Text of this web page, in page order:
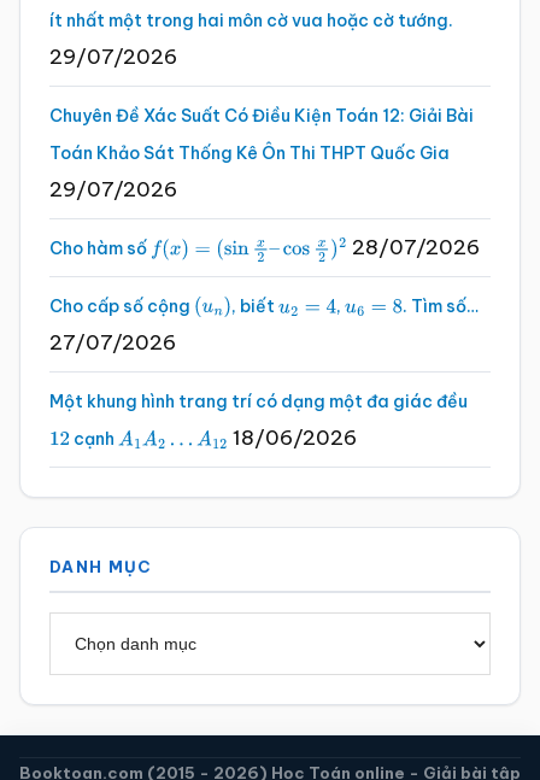
ít nhất một trong hai môn cờ vua hoặc cờ tướng.
29/07/2026
Chuyên Đề Xác Suất Có Điều Kiện Toán 12: Giải Bài
Toán Khảo Sát Thống Kê Ôn Thi THPT Quốc Gia
29/07/2026
Cho hàm số f(x)=(sinx2 –cosx2 )2 28/07/2026
Cho cấp số cộng (un), biếtu2 =4 , u6 =8 . Tìm số…
27/07/2026
Một khung hình trang trí có dạng một đa giác đều
12 cạnh A1A2…A 12 18/06/2026
DANH MỤC
Booktoan.com (2015 - 2026) Học Toán online - Giải bài tập